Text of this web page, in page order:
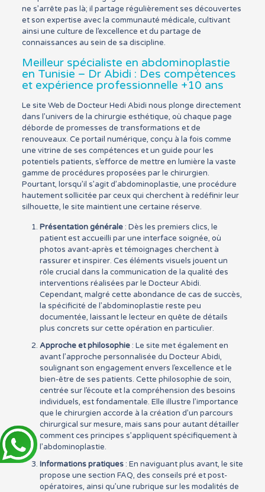
ne s’arrête pas là; il partage régulièrement ses découvertes
et son expertise avec la communauté médicale, cultivant
ainsi une culture de l’excellence et du partage de
connaissances au sein de sa discipline.
Meilleur spécialiste en abdominoplastie
en Tunisie – Dr Abidi : Des compétences
et expérience professionnelle +10 ans
Le site Web de Docteur Hedi Abidi nous plonge directement
dans l’univers de la chirurgie esthétique, où chaque page
déborde de promesses de transformations et de
renouveaux. Ce portail numérique, conçu à la fois comme
une vitrine de ses compétences et un guide pour les
potentiels patients, s’efforce de mettre en lumière la vaste
gamme de procédures proposées par le chirurgien.
Pourtant, lorsqu’il s’agit d’abdominoplastie, une procédure
hautement sollicitée par ceux qui cherchent à redéfinir leur
silhouette, le site maintient une certaine réserve.
Présentation générale: Dès les premiers clics, le
patient est accueilli par une interface soignée, où
photos avant-après et témoignages cherchent à
rassurer et inspirer. Ces éléments visuels jouent un
rôle crucial dans la communication de la qualité des
interventions réalisées par le Docteur Abidi.
Cependant, malgré cette abondance de cas de succès,
la spécificité de l’abdominoplastie reste peu
documentée, laissant le lecteur en quête de détails
plus concrets sur cette opération en particulier.
Approche et philosophie: Le site met également en
avant l’approche personnalisée du Docteur Abidi,
soulignant son engagement envers l’excellence et le
bien-être de ses patients. Cette philosophie de soin,
centrée sur l’écoute et la compréhension des besoins
individuels, est fondamentale. Elle illustre l’importance
que le chirurgien accorde à la création d’un parcours
chirurgical sur mesure, mais sans pour autant détailler
comment ces principes s’appliquent spécifiquement à
l’abdominoplastie.
Informations pratiques: En naviguant plus avant, le site
propose une section FAQ, des conseils pré et post-
opératoires, ainsi qu’une rubrique sur les modalités de